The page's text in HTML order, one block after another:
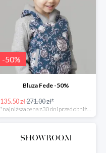
-50%
Bluza Fede -50%
135.50 zł271.00 zł*